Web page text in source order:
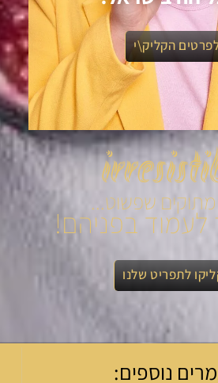
הקליק\י
שפשוט...
בפניהם!
לתפריט שלנו
נוספים: